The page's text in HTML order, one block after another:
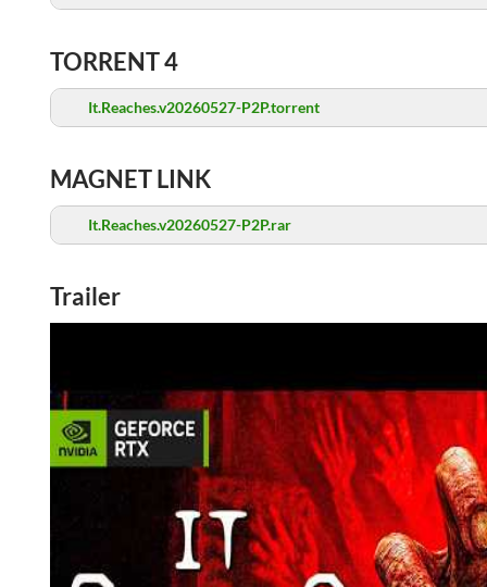
TORRENT 4
It.Reaches.v20260527-P2P.torrent
MAGNET LINK
It.Reaches.v20260527-P2P.rar
Trailer